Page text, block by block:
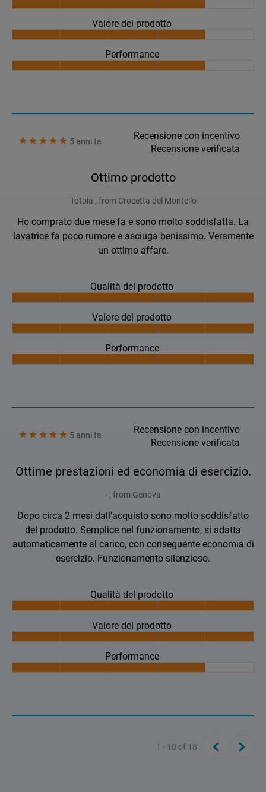
Valore del prodotto
Performance
5 anni fa
Recensione con incentivo
Recensione verificata
Ottimo prodotto
Totola , from Crocetta del Montello
Ho comprato due mese fa e sono molto soddisfatta. La
lavatrice fa poco rumore e asciuga benissimo. Veramente
un ottimo affare.
Qualità del prodotto
Valore del prodotto
Performance
5 anni fa
Recensione con incentivo
Recensione verificata
Ottime prestazioni ed economia di esercizio.
- , from Genova
Dopo circa 2 mesi dall'acquisto sono molto soddisfatto
del prodotto. Semplice nel funzionamento, si adatta
automaticamente al carico, con conseguente economia di
esercizio. Funzionamento silenzioso.
Qualità del prodotto
Valore del prodotto
Performance
1 - 10 of 18